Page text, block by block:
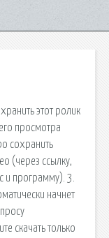
этот ролик
просмотра
сохранить
(через ссылку,
и программу). 3.
начнет
скачать только